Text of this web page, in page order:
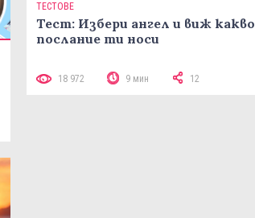
ТЕСТОВЕ
Тест: Избери ангел и виж какво
послание ти носи
18 972 9 мин 12